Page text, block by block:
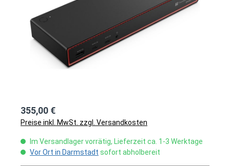
355,00 €
Preise inkl. MwSt. zzgl. Versandkosten
Im Versandlager vorrätig, Lieferzeit ca. 1-3 Werktage
Vor Ort in Darmstadt sofort abholbereit